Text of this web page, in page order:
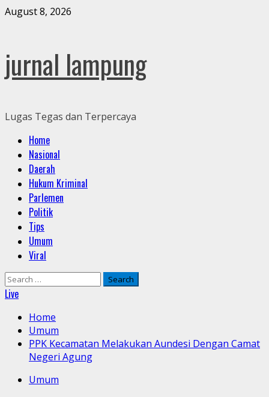
Skip
August 8, 2026
jurnal lampung
Lugas Tegas dan Terpercaya
Primary
Menu
Home
Nasional
Daerah
Hukum Kriminal
Parlemen
Politik
Tips
Umum
Viral
Search
for:
Live
Home
Umum
PPK Kecamatan Melakukan Aundesi Dengan Camat
Negeri Agung
Umum